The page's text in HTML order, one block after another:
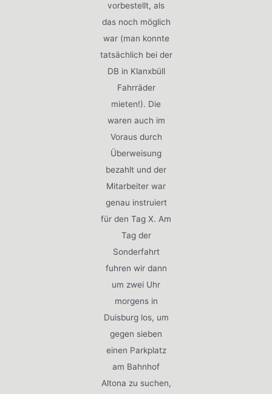
vorbestellt, als
das noch möglich
war (man konnte
tatsächlich bei der
DB in Klanxbüll
Fahrräder
mieten!). Die
waren auch im
Voraus durch
Überweisung
bezahlt und der
Mitarbeiter war
genau instruiert
für den Tag X. Am
Tag der
Sonderfahrt
fuhren wir dann
um zwei Uhr
morgens in
Duisburg los, um
gegen sieben
einen Parkplatz
am Bahnhof
Altona zu suchen,